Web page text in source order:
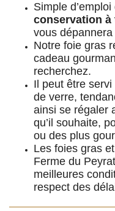
Simple
conservation à
vous
Notre foie gras
cadeau
recherchez.
Il peut être servi
de verre,
ainsi se régaler
qu’il souhaite,
ou des plus
Les foies gras
Ferme du
meilleures
respect des